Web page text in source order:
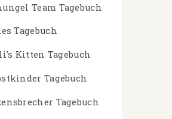
Team Tagebuch
Tagebuch
Kitten Tagebuch
Tagebuch
Tagebuch